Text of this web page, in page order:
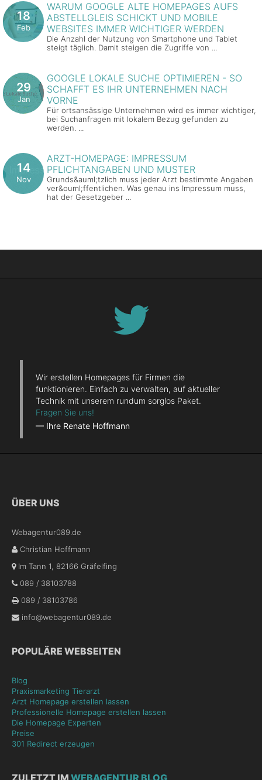
18
Feb
WARUM GOOGLE ALTE HOMEPAGES AUFS
ABSTELLGLEIS SCHICKT UND MOBILE
WEBSITES IMMER WICHTIGER WERDEN
Die Anzahl der Nutzung von Smartphone und Tablet
steigt täglich. Damit steigen die Zugriffe von ...
29
Jan
GOOGLE LOKALE SUCHE OPTIMIEREN - SO
SCHAFFT ES IHR UNTERNEHMEN NACH
VORNE
Für ortsansässige Unternehmen wird es immer wichtiger,
bei Suchanfragen mit lokalem Bezug gefunden zu
werden. ...
14
Nov
ARZT-HOMEPAGE: IMPRESSUM
PFLICHTANGABEN UND MUSTER
Grunds&auml;tzlich muss jeder Arzt bestimmte Angaben
ver&ouml;ffentlichen. Was genau ins Impressum muss,
hat der Gesetzgeber ...
Wir erstellen Homepages für Firmen die
funktionieren. Einfach zu verwalten, auf aktueller
Technik mit unserem rundum sorglos Paket.
Fragen Sie uns!
— Ihre Renate Hoffmann
ÜBER UNS
Webagentur089.de
Christian Hoffmann
Im Tann 1, 82166 Gräfelfing
089 / 38103788
089 / 38103786
info@webagentur089.de
POPULÄRE WEBSEITEN
Blog
Praxismarketing Tierarzt
Arzt Homepage erstellen lassen
Professionelle Homepage erstellen lassen
Die Homepage Experten
Preise
301 Redirect erzeugen